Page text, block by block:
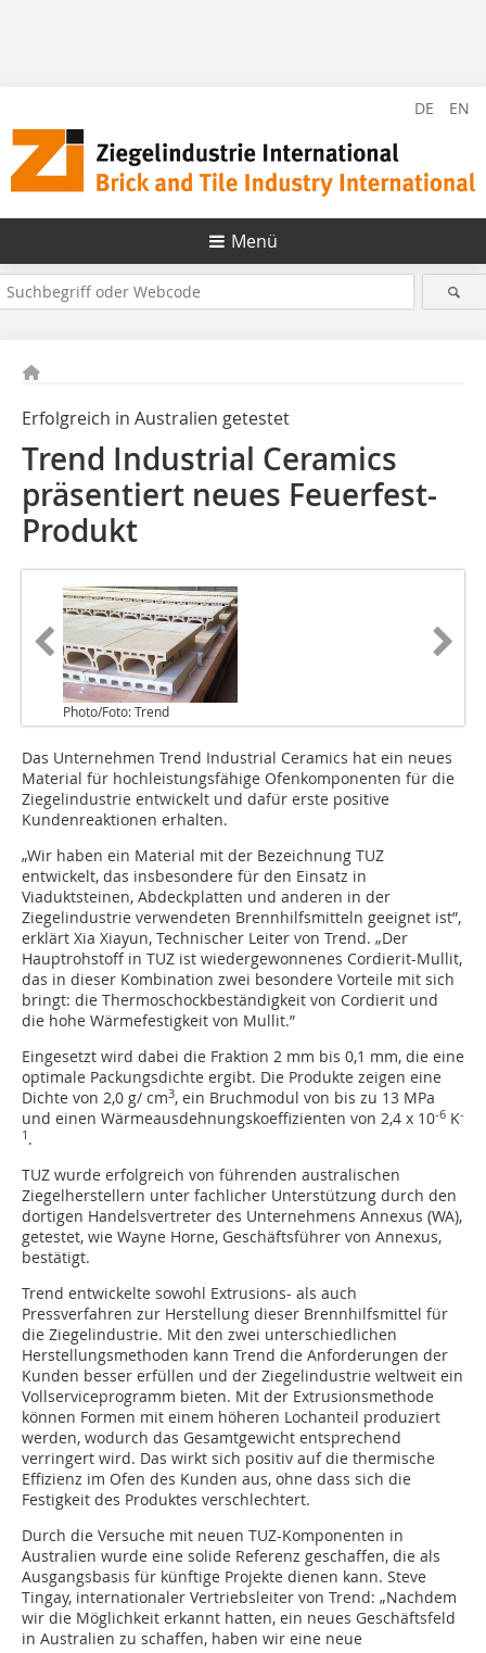
DE EN
Menü
Erfolgreich in Australien getestet
Trend Industrial Ceramics
präsentiert neues Feuerfest-
Produkt
Photo/Foto: Trend
Das Unternehmen Trend Industrial Ceramics hat ein neues
Material für hochleistungsfähige Ofenkomponenten für die
Ziegelindustrie entwickelt und dafür erste positive
Kundenreaktionen erhalten.
„Wir haben ein Material mit der Bezeichnung TUZ
entwickelt, das insbesondere für den Einsatz in
Viaduktsteinen, Abdeckplatten und anderen in der
Ziegelindustrie verwendeten Brennhilfsmitteln geeignet ist”,
erklärt Xia Xiayun, Technischer Leiter von Trend. „Der
Hauptrohstoff in TUZ ist wiedergewonnenes Cordierit-Mullit,
das in dieser Kombination zwei besondere Vorteile mit sich
bringt: die Thermoschockbeständigkeit von Cordierit und
die hohe Wärmefestigkeit von Mullit.”
Eingesetzt wird dabei die Fraktion 2 mm bis 0,1 mm, die eine
optimale Packungsdichte ergibt. Die Produkte zeigen eine
Dichte von 2,0 g/ cm3, ein Bruchmodul von bis zu 13 MPa
und einen Wärmeausdehnungskoeffizienten von 2,4 x 10-6 K-
1 .
TUZ wurde erfolgreich von führenden australischen
Ziegelherstellern unter fachlicher Unterstützung durch den
dortigen Handelsvertreter des Unternehmens Annexus (WA),
getestet, wie Wayne Horne, Geschäftsführer von Annexus,
bestätigt.
Trend entwickelte sowohl Extrusions- als auch
Pressverfahren zur Herstellung dieser Brennhilfsmittel für
die Ziegelindustrie. Mit den zwei unterschiedlichen
Herstellungsmethoden kann Trend die Anforderungen der
Kunden besser erfüllen und der Ziegelindustrie weltweit ein
Vollserviceprogramm bieten. Mit der Extrusionsmethode
können Formen mit einem höheren Lochanteil produziert
werden, wodurch das Gesamtgewicht entsprechend
verringert wird. Das wirkt sich positiv auf die thermische
Effizienz im Ofen des Kunden aus, ohne dass sich die
Festigkeit des Produktes verschlechtert.
Durch die Versuche mit neuen TUZ-Komponenten in
Australien wurde eine solide Referenz geschaffen, die als
Ausgangsbasis für künftige Projekte dienen kann. Steve
Tingay, internationaler Vertriebsleiter von Trend: „Nachdem
wir die Möglichkeit erkannt hatten, ein neues Geschäftsfeld
in Australien zu schaffen, haben wir eine neue